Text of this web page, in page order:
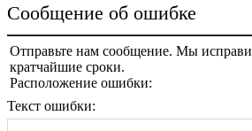
Сообщение об ошибке
Отправьте нам сообщение. Мы
кратчайшие сроки.
Расположение ошибки:
Текст ошибки: